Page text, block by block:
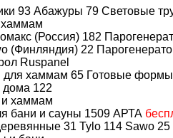
93 Абажуры 79 Световые
хаммам
(Россия) 182
(Финляндия) 22
Ruspanel
для хаммам 65 Готовые
дома 122
и хаммам
бани и сауны 1509 АРТА
31 Tylo 114 Sawo 25